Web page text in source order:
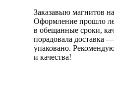
Заказавыю магнитов на
Оформление прошло
в обещанные сроки,
порадовала доставка
упаковано.
и качества!